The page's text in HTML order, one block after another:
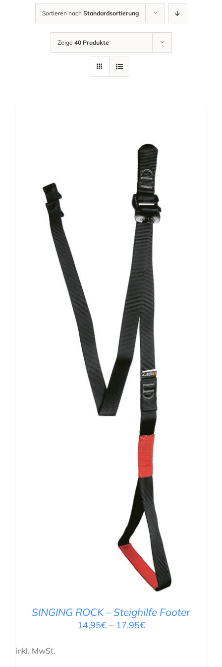
Sortieren nach Standardsortierung
Zeige 40 Produkte
AUSFÜHRUNG WÄHLEN / DETAILS
SINGING ROCK – Steighilfe Footer
14,95€– 17,95€
inkl. MwSt.